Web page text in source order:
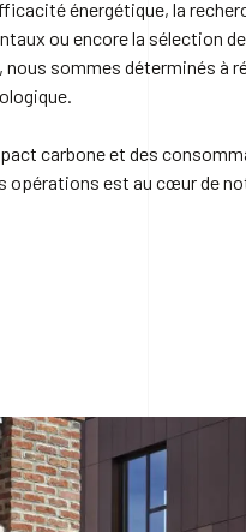
énergétique, la
ou encore la sélection de
nous sommes déterminés à
carbone et des
opérations est au cœur de